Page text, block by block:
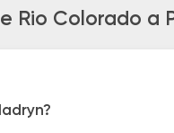
Rio Colorado a